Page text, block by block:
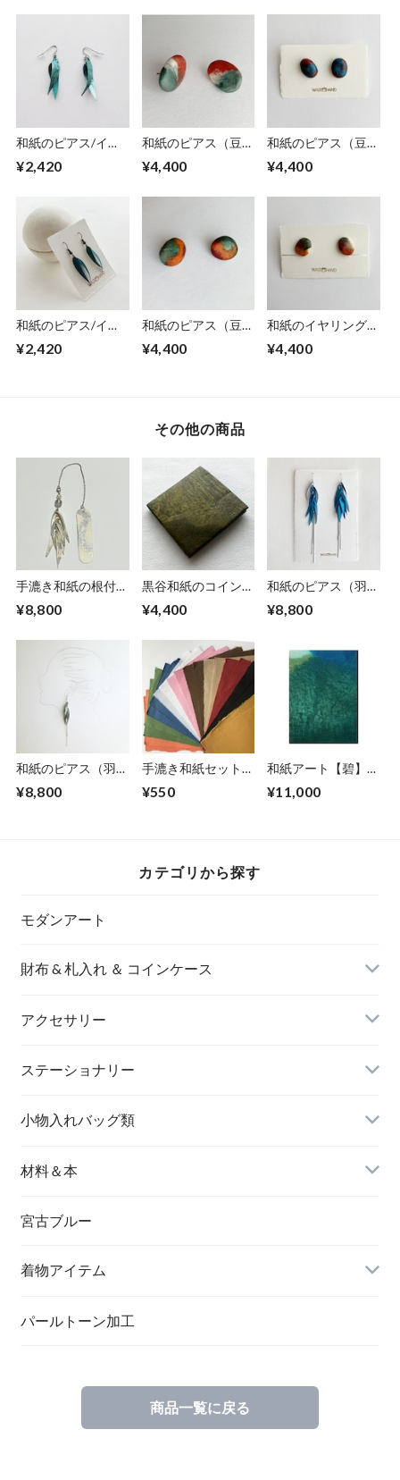
和紙のピアス/イヤ
アブルー】S
¥2,420
和紙のピアス（豆）
¥4,400
和紙のピアス（豆）
¥4,400
和紙のピアス/イヤ
S
¥2,420
和紙のピアス（豆）
¥4,400
和紙のイヤリング
¥4,400
その他の商品
手漉き和紙の根付
¥8,800
黒谷和紙のコインケ
¥4,400
和紙のピアス（羽）
¥8,800
和紙のピアス（羽）
¥8,800
手漉き和紙セット各
入り
¥550
和紙アート【碧】
¥11,000
カテゴリから探す
モダンアート
財布 & 札入れ ＆ コインケース
長財布
アクセサリー
イヤリング＆ピアス
バングル＆ブレスレット
ペンダント
ブローチ
ステーショナリー
名刺入れ
メッセージカード
一筆箋
小物入れバッグ類
バッグ
材料＆本
ハンドメイドキット
宮古ブルー
着物アイテム
パールトーン加工
商品一覧に戻る